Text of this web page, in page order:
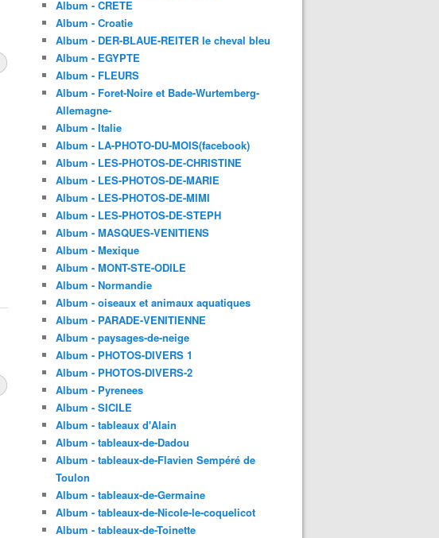
Album - CRETE
Album - Croatie
Album - DER-BLAUE-REITER le cheval bleu
Album - EGYPTE
Album - FLEURS
Album - Foret-Noire et Bade-Wurtemberg-
Allemagne-
Album - Italie
Album - LA-PHOTO-DU-MOIS(facebook)
Album - LES-PHOTOS-DE-CHRISTINE
Album - LES-PHOTOS-DE-MARIE
Album - LES-PHOTOS-DE-MIMI
Album - LES-PHOTOS-DE-STEPH
Album - MASQUES-VENITIENS
Album - Mexique
Album - MONT-STE-ODILE
Album - Normandie
Album - oiseaux et animaux aquatiques
Album - PARADE-VENITIENNE
Album - paysages-de-neige
Album - PHOTOS-DIVERS 1
Album - PHOTOS-DIVERS-2
Album - Pyrenees
Album - SICILE
Album - tableaux d'Alain
Album - tableaux-de-Dadou
Album - tableaux-de-Flavien Sempéré de
Toulon
Album - tableaux-de-Germaine
Album - tableaux-de-Nicole-le-coquelicot
Album - tableaux-de-Toinette